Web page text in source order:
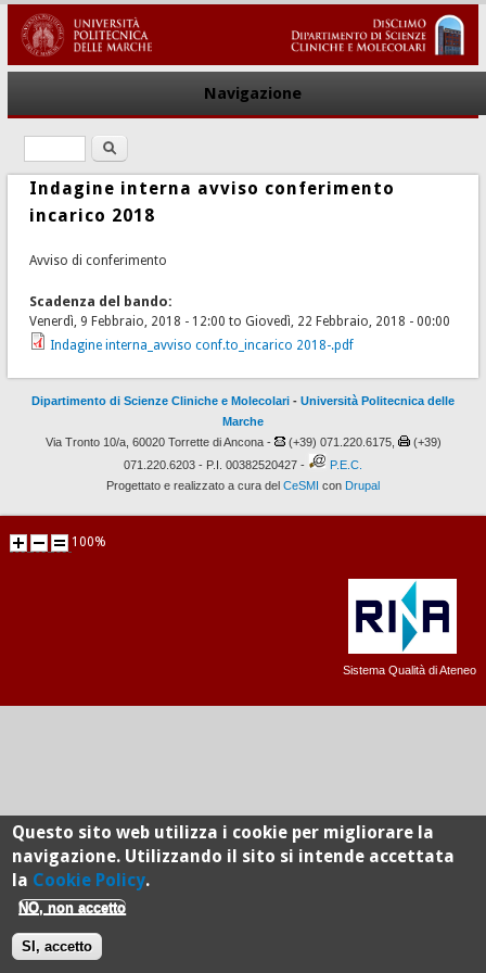
Navigazione
Form di ricerca
Ricerca
Indagine interna avviso conferimento
incarico 2018
Avviso di conferimento
Scadenza del bando:
Venerdì, 9 Febbraio, 2018 - 12:00 to Giovedì, 22 Febbraio, 2018 - 00:00
Indagine interna_avviso conf.to_incarico 2018-.pdf
Dipartimento di Scienze Cliniche e Molecolari - Università Politecnica delle
Marche
Via Tronto 10/a, 60020 Torrette di Ancona -
(+39) 071.220.6175,
(+39)
071.220.6203 - P.I. 00382520427 -
P.E.C.
Progettato e realizzato a cura del CeSMI con Drupal
100%
Sistema Qualità di Ateneo
Questo sito web utilizza i cookie per migliorare la
navigazione. Utilizzando il sito si intende accettata
la Cookie Policy.
NO, non accetto
SI, accetto